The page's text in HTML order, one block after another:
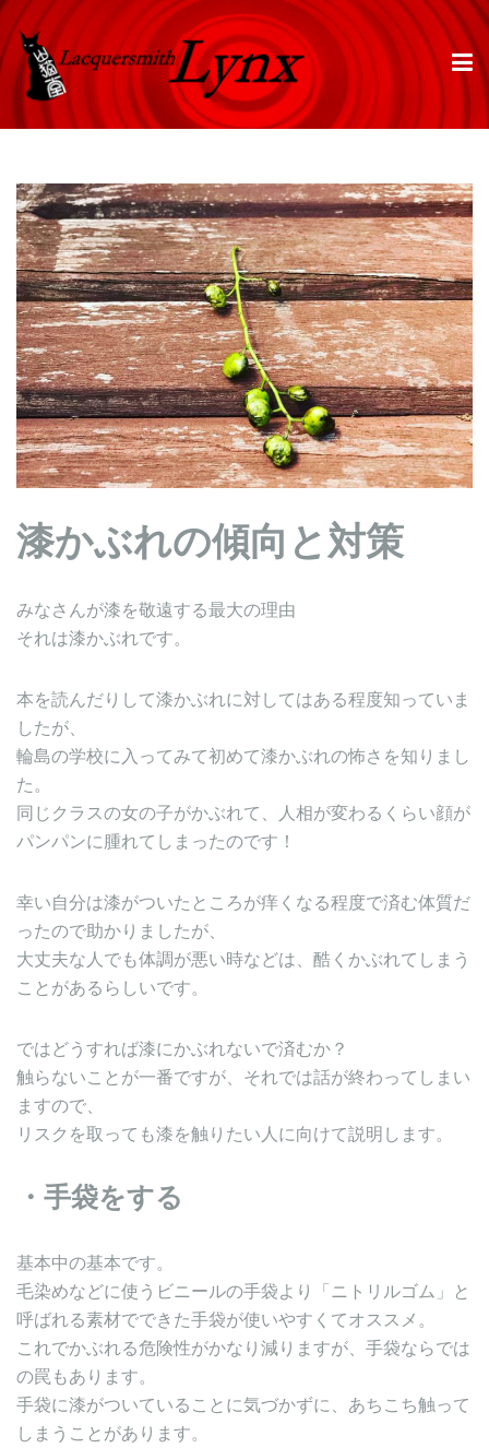
漆かぶれの傾向と対策
みなさんが漆を敬遠する最大の理由
それは漆かぶれです。
本を読んだりして漆かぶれに対してはある程度知っていま
したが、
輪島の学校に入ってみて初めて漆かぶれの怖さを知りまし
た。
同じクラスの女の子がかぶれて、人相が変わるくらい顔が
パンパンに腫れてしまったのです！
幸い自分は漆がついたところが痒くなる程度で済む体質だ
ったので助かりましたが、
大丈夫な人でも体調が悪い時などは、酷くかぶれてしまう
ことがあるらしいです。
ではどうすれば漆にかぶれないで済むか？
触らないことが一番ですが、それでは話が終わってしまい
ますので、
リスクを取っても漆を触りたい人に向けて説明します。
・手袋をする
基本中の基本です。
毛染めなどに使うビニールの手袋より「ニトリルゴム」と
呼ばれる素材でできた手袋が使いやすくてオススメ。
これでかぶれる危険性がかなり減りますが、手袋ならでは
の罠もあります。
手袋に漆がついていることに気づかずに、あちこち触って
しまうことがあります。